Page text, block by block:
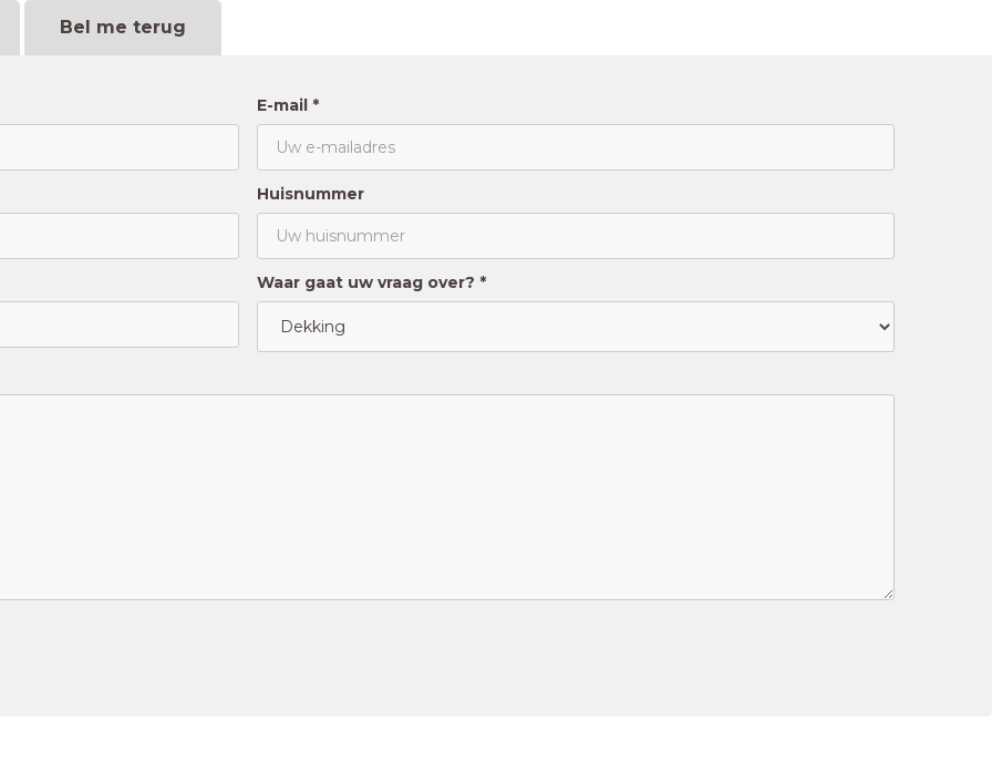
Bel me terug
E-mail *
Huisnummer
Waar gaat uw vraag over? *